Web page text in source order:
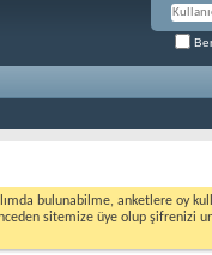
bulunabilme, anketlere oy
sitemize üye olup şifrenizi